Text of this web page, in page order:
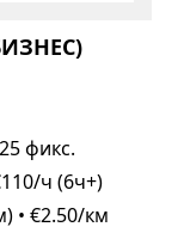
фикс.
ч (6ч+)
• €2.50/км